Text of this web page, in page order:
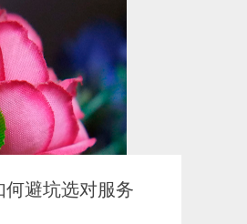
避坑选对服务